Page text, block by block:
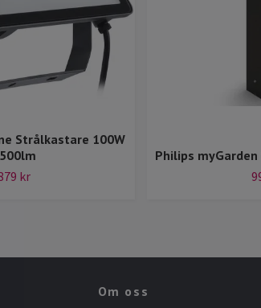
Strålkastare 100W
kr
Philips
Om oss